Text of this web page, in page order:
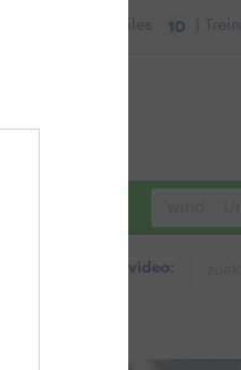
Files 10 |
Zoeken in foto & video: